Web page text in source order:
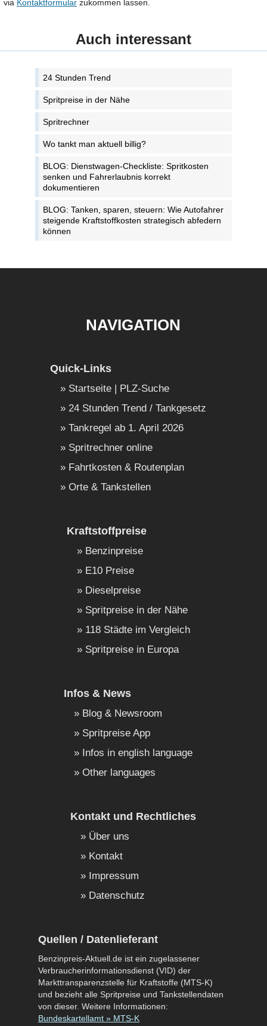
via Kontaktformular zukommen lassen.
Auch interessant
24 Stunden Trend
Spritpreise in der Nähe
Spritrechner
Wo tankt man aktuell billig?
BLOG: Dienstwagen-Checkliste: Spritkosten
senken und Fahrerlaubnis korrekt
dokumentieren
BLOG: Tanken, sparen, steuern: Wie Autofahrer
steigende Kraftstoffkosten strategisch abfedern
können
NAVIGATION
Quick-Links
Startseite | PLZ-Suche
24 Stunden Trend / Tankgesetz
Tankregel ab 1. April 2026
Spritrechner online
Fahrtkosten & Routenplan
Orte & Tankstellen
Kraftstoffpreise
Benzinpreise
E10 Preise
Dieselpreise
Spritpreise in der Nähe
118 Städte im Vergleich
Spritpreise in Europa
Infos & News
Blog & Newsroom
Spritpreise App
Infos in english language
Other languages
Kontakt und Rechtliches
Über uns
Kontakt
Impressum
Datenschutz
Quellen / Datenlieferant
Benzinpreis-Aktuell.de ist ein zugelassener
Verbraucherinformationsdienst (VID) der
Markttransparenzstelle für Kraftstoffe (MTS-K)
und bezieht alle Spritpreise und Tankstellendaten
von dieser. Weitere Informationen:
Bundeskartellamt » MTS-K